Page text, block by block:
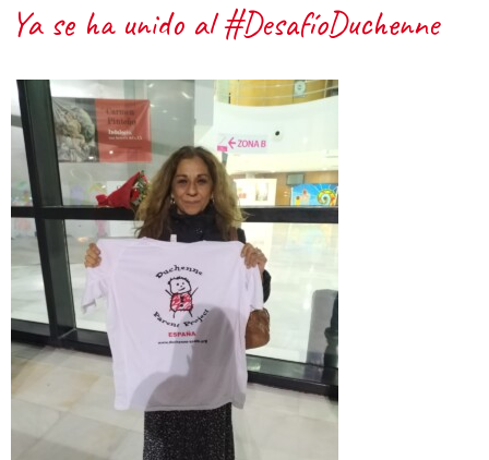
Ya se ha unido al #DesafíoDuchenne